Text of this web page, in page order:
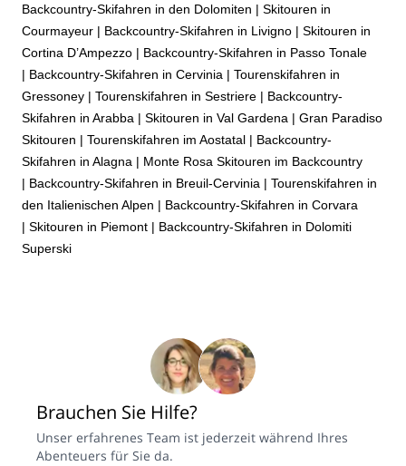
Backcountry-Skifahren in den Dolomiten | Skitouren in
Courmayeur | Backcountry-Skifahren in Livigno | Skitouren in
Cortina D’Ampezzo | Backcountry-Skifahren in Passo Tonale
| Backcountry-Skifahren in Cervinia | Tourenskifahren in
Gressoney | Tourenskifahren in Sestriere | Backcountry-
Skifahren in Arabba | Skitouren in Val Gardena | Gran Paradiso
Skitouren | Tourenskifahren im Aostatal | Backcountry-
Skifahren in Alagna | Monte Rosa Skitouren im Backcountry
| Backcountry-Skifahren in Breuil-Cervinia | Tourenskifahren in
den Italienischen Alpen | Backcountry-Skifahren in Corvara
| Skitouren in Piemont | Backcountry-Skifahren in Dolomiti
Superski
Brauchen Sie Hilfe?
Unser erfahrenes Team ist jederzeit während Ihres
Abenteuers für Sie da.